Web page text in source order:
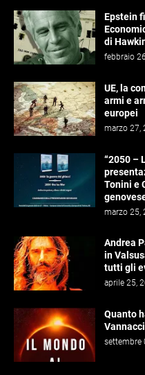
Epstein
di
febbraio
UE, la
armi e
europei
marzo 27,
“2050 –
Tonini e
marzo 25,
Andrea
in
tutti gli
aprile 25,
Quanto
Vannacci
settembre